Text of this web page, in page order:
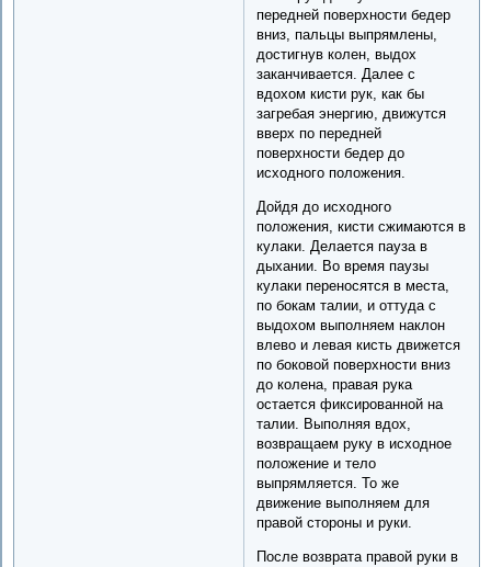
передней поверхности бедер
вниз, пальцы выпрямлены,
достигнув колен, выдох
заканчивается. Далее с
вдохом кисти рук, как бы
загребая энергию, движутся
вверх по передней
поверхности бедер до
исходного положения.
Дойдя до исходного
положения, кисти сжимаются в
кулаки. Делается пауза в
дыхании. Во время паузы
кулаки переносятся в места,
по бокам талии, и оттуда с
выдохом выполняем наклон
влево и левая кисть движется
по боковой поверхности вниз
до колена, правая рука
остается фиксированной на
талии. Выполняя вдох,
возвращаем руку в исходное
положение и тело
выпрямляется. То же
движение выполняем для
правой стороны и руки.
После возврата правой руки в